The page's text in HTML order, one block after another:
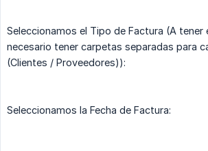
Seleccionamos el Tipo de Factura (A tener
necesario tener carpetas separadas para
(Clientes / Proveedores)):
Seleccionamos la Fecha de Factura: